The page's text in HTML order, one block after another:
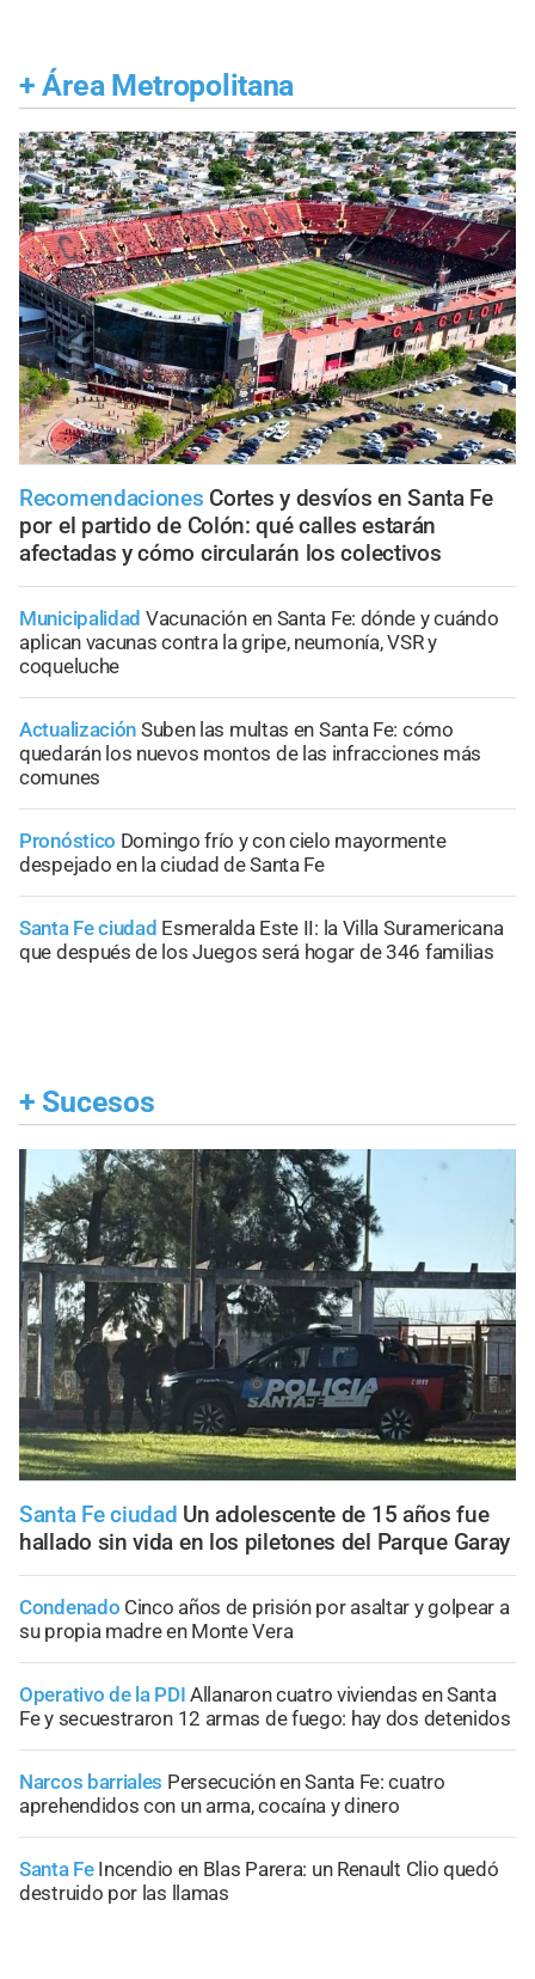
+ Área Metropolitana
Recomendaciones Cortes y desvíos en Santa Fe
por el partido de Colón: qué calles estarán
afectadas y cómo circularán los colectivos
Municipalidad Vacunación en Santa Fe: dónde y cuándo
aplican vacunas contra la gripe, neumonía, VSR y
coqueluche
Actualización Suben las multas en Santa Fe: cómo
quedarán los nuevos montos de las infracciones más
comunes
Pronóstico Domingo frío y con cielo mayormente
despejado en la ciudad de Santa Fe
Santa Fe ciudad Esmeralda Este II: la Villa Suramericana
que después de los Juegos será hogar de 346 familias
+ Sucesos
Santa Fe ciudad Un adolescente de 15 años fue
hallado sin vida en los piletones del Parque Garay
Condenado Cinco años de prisión por asaltar y golpear a
su propia madre en Monte Vera
Operativo de la PDI Allanaron cuatro viviendas en Santa
Fe y secuestraron 12 armas de fuego: hay dos detenidos
Narcos barriales Persecución en Santa Fe: cuatro
aprehendidos con un arma, cocaína y dinero
Santa Fe Incendio en Blas Parera: un Renault Clio quedó
destruido por las llamas